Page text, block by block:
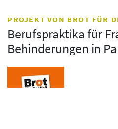
PROJEKT VON BROT FÜR
Berufspraktika für
Behinderungen in